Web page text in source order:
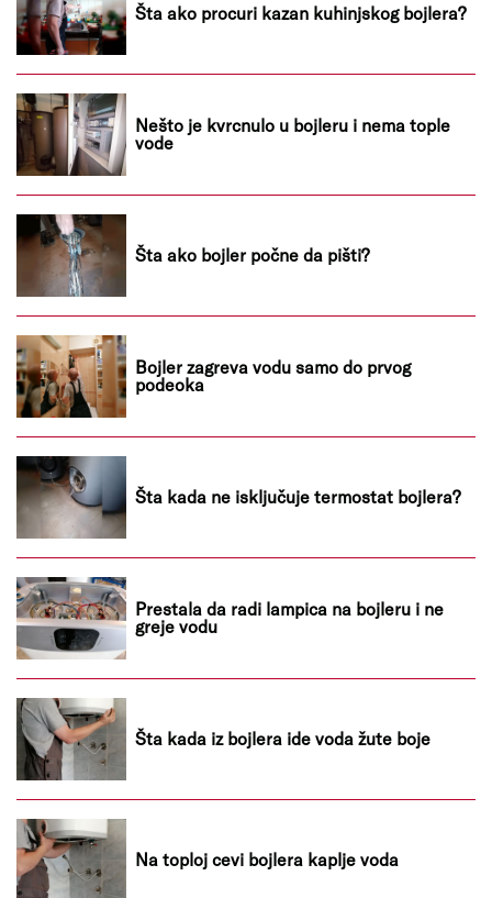
Šta ako procuri kazan kuhinjskog bojlera?
Nešto je kvrcnulo u bojleru i nema tople
vode
Šta ako bojler počne da pišti?
Bojler zagreva vodu samo do prvog
podeoka
Šta kada ne isključuje termostat bojlera?
Prestala da radi lampica na bojleru i ne
greje vodu
Šta kada iz bojlera ide voda žute boje
Na toploj cevi bojlera kaplje voda